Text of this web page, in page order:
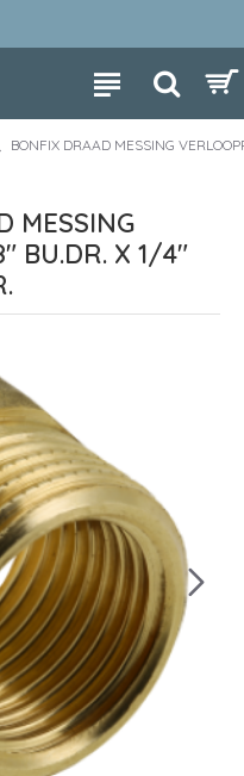
BONFIX DRAAD MESSING
MESSING
BU.DR. X 1/4"